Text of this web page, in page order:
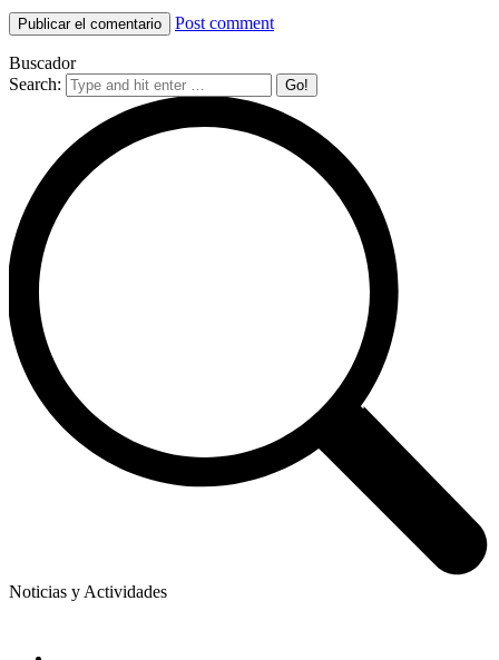
Post comment
Buscador
Search:
Noticias y Actividades